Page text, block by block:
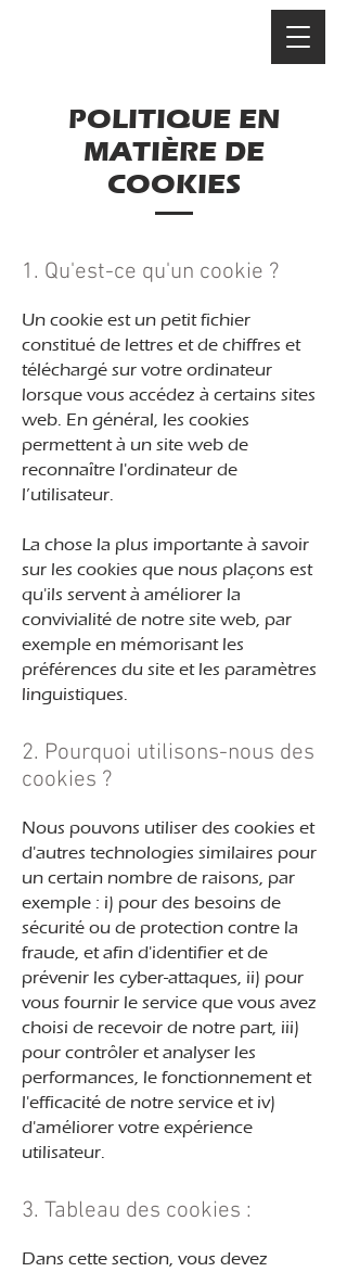
POLITIQUE EN
MATIÈRE DE
COOKIES
1. Qu'est-ce qu'un cookie ?
Un cookie est un petit fichier
constitué de lettres et de chiffres et
téléchargé sur votre ordinateur
lorsque vous accédez à certains sites
web. En général, les cookies
permettent à un site web de
reconnaître l'ordinateur de
l’utilisateur.
La chose la plus importante à savoir
sur les cookies que nous plaçons est
qu'ils servent à améliorer la
convivialité de notre site web, par
exemple en mémorisant les
préférences du site et les paramètres
linguistiques.
2. Pourquoi utilisons-nous des
cookies ?
Nous pouvons utiliser des cookies et
d'autres technologies similaires pour
un certain nombre de raisons, par
exemple : i) pour des besoins de
sécurité ou de protection contre la
fraude, et afin d'identifier et de
prévenir les cyber-attaques, ii) pour
vous fournir le service que vous avez
choisi de recevoir de notre part, iii)
pour contrôler et analyser les
performances, le fonctionnement et
l'efficacité de notre service et iv)
d'améliorer votre expérience
utilisateur.
3. Tableau des cookies :
Dans cette section, vous devez